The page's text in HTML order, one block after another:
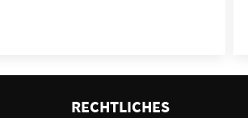
RECHTLICHES